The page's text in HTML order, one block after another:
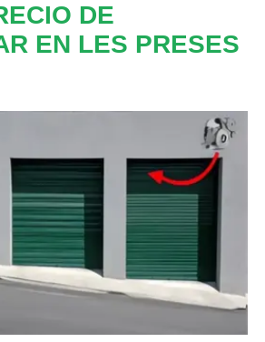
DE
EN LES PRESES